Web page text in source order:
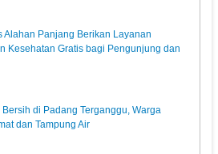
Alahan Panjang Berikan Layanan
Kesehatan Gratis bagi Pengunjung dan
Bersih di Padang Terganggu, Warga
dan Tampung Air